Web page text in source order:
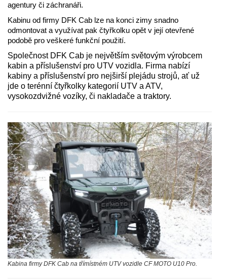
agentury či záchranáři.
Kabinu od firmy DFK Cab lze na konci zimy snadno
odmontovat a využívat pak čtyřkolku opět v její otevřené
podobě pro veškeré funkční použití.
Společnost DFK Cab je největším světovým výrobcem
kabin a příslušenství pro UTV vozidla. Firma nabízí
kabiny a příslušenství pro nejširší plejádu strojů, ať už
jde o terénní čtyřkolky kategorií UTV a ATV,
vysokozdvižné vozíky, či nakladače a traktory.
Kabina firmy DFK Cab na třímístném UTV vozidle CF MOTO U10 Pro.